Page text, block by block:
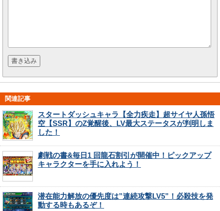
関連記事
スタートダッシュキャラ【全力疾走】超サイヤ人孫悟
空【SSR】のZ覚醒後、LV最大ステータスが判明しま
した！
劇戦の書&毎日1 回龍石割引が開催中！ピックアップ
キャラクターを手に入れよう！
潜在能力解放の優先度は”連続攻撃LV5”！必殺技を発
動する時もあるぞ！